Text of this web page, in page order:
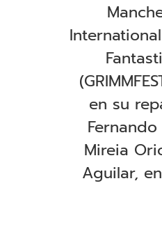
en su
Fernando
Mireia
Aguilar,